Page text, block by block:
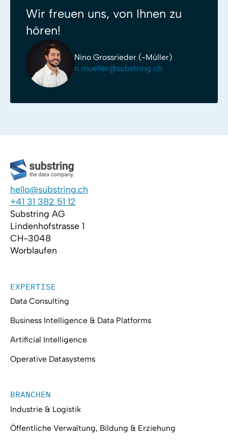
Wir freuen uns, von Ihnen zu
hören!
Nino Grossrieder (-Müller)
n.mueller@substring.ch
hello@substring.ch
+41 31 382 51 12
Substring AG
Lindenhofstrasse 1
CH-3048
Worblaufen
EXPERTISE
Data Consulting
Business Intelligence & Data Platforms
Artificial Intelligence
Operative Datasystems
BRANCHEN
Industrie & Logistik
Öffentliche Verwaltung, Bildung & Erziehung